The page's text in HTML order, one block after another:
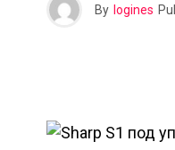
By logines